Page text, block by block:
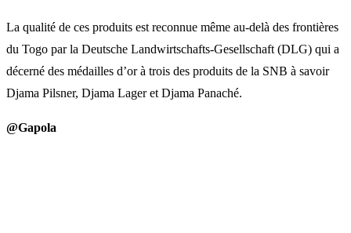
La qualité de ces produits est reconnue même au-delà des frontières
du Togo par la Deutsche Landwirtschafts-Gesellschaft (DLG) qui a
décerné des médailles d’or à trois des produits de la SNB à savoir
Djama Pilsner, Djama Lager et Djama Panaché.
@Gapola